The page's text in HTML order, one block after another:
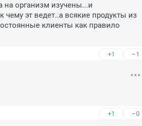
на организм изучены...и
эт ведет..а всякие продукты из
клиенты как правило
+1 –1
+1 –0